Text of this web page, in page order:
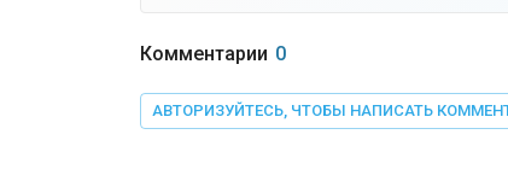
Комментарии 0
АВТОРИЗУЙТЕСЬ, ЧТОБЫ НАПИСАТЬ